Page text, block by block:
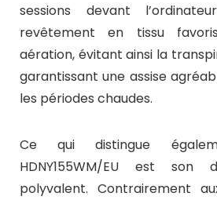
sessions devant
revêtement en tissu
aération, évitant ainsi la
garantissant une assise
les périodes chaudes.
Ce qui distingue
HDNY155WM/EU est
polyvalent. Contrairement